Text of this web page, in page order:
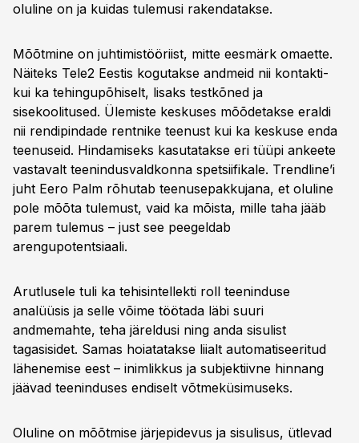
oluline on ja kuidas tulemusi rakendatakse.
Mõõtmine on juhtimistööriist, mitte eesmärk omaette.
Näiteks Tele2 Eestis kogutakse andmeid nii kontakti-
kui ka tehingupõhiselt, lisaks testkõned ja
sisekoolitused. Ülemiste keskuses mõõdetakse eraldi
nii rendipindade rentnike teenust kui ka keskuse enda
teenuseid. Hindamiseks kasutatakse eri tüüpi ankeete
vastavalt teenindusvaldkonna spetsiifikale. Trendline’i
juht Eero Palm rõhutab teenusepakkujana, et oluline
pole mõõta tulemust, vaid ka mõista, mille taha jääb
parem tulemus – just see peegeldab
arengupotentsiaali.
Arutlusele tuli ka tehisintellekti roll teeninduse
analüüsis ja selle võime töötada läbi suuri
andmemahte, teha järeldusi ning anda sisulist
tagasisidet. Samas hoiatatakse liialt automatiseeritud
lähenemise eest – inimlikkus ja subjektiivne hinnang
jäävad teeninduses endiselt võtmeküsimuseks.
Oluline on mõõtmise järjepidevus ja sisulisus, ütlevad